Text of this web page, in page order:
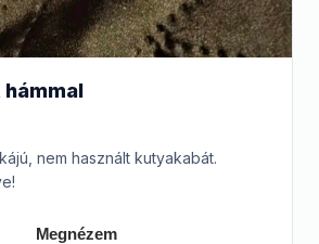
nem használt kutyakabát.
Megnézem